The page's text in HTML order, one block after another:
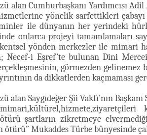
alan Cumhurbaşkanı Yardımcısı
yönelik sarfettikleri
ile dünyanın her yerindeki
onlarca projeyi tamamlamaları
yönden merkezler ile mimari
Necef-i Eşref’te bulunan Dini
görmezden
da dikkatlerden kaçmaması
alan Saygıdeğer Şii Vakfı’nın
şartların zikretmeye
ötürü” Mukaddes Türbe bünyesinde